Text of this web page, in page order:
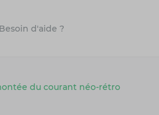
Besoin d'aide ?
du courant néo-rétro